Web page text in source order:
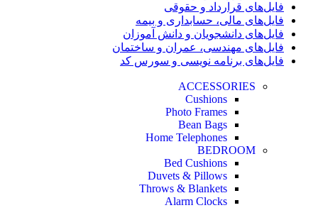
فایل‌های قرارداد و حقوقی
فایل‌های مالی، حسابداری و بیمه
فایل‌های دانشجویان و دانش آموزان
فایل‌های مهندسی، عمران و ساختمان
فایل‌های برنامه نویسی و سورس کد
ACCESSORIES
Cushions
Photo Frames
Bean Bags
Home Telephones
BEDROOM
Bed Cushions
Duvets & Pillows
Throws & Blankets
Alarm Clocks